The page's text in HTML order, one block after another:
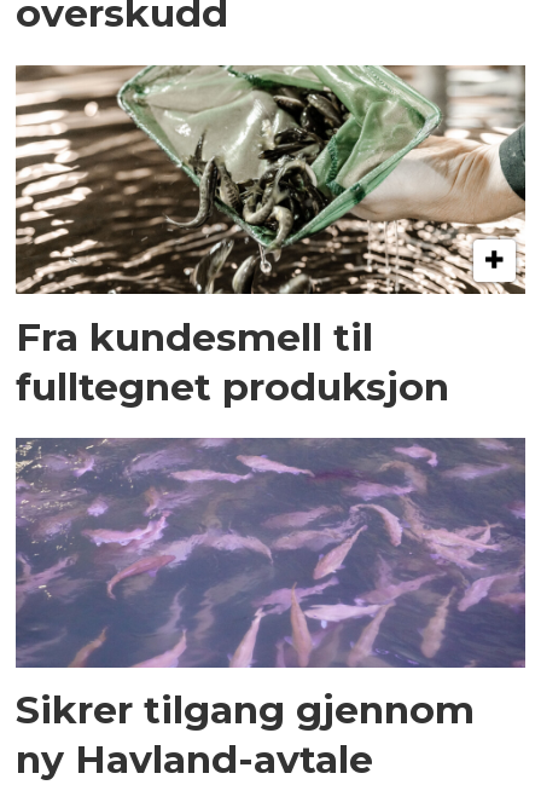
overskudd
Fra kundesmell til
fulltegnet produksjon
Sikrer tilgang gjennom
ny Havland-avtale